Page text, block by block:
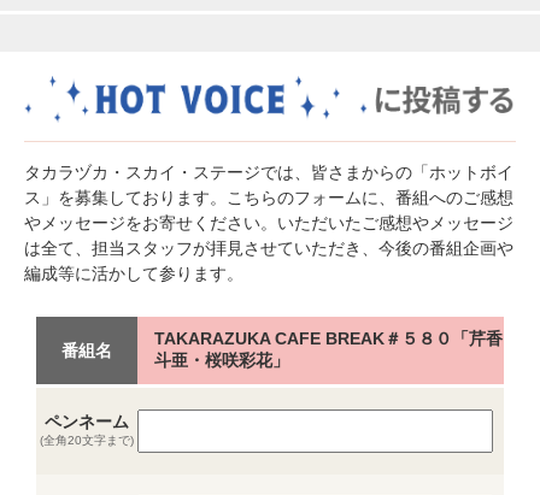
タカラヅカ・スカイ・ステージでは、皆さまからの「ホットボイ
ス」を募集しております。こちらのフォームに、番組へのご感想
やメッセージをお寄せください。いただいたご感想やメッセージ
は全て、担当スタッフが拝見させていただき、今後の番組企画や
編成等に活かして参ります。
番組名
TAKARAZUKA CAFE BREAK＃５８０「芹香
斗亜・桜咲彩花」
ペンネーム
(全角20文字まで)